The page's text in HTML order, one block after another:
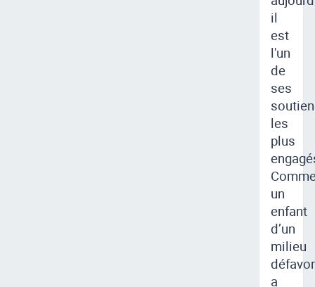
il
est
l'un
de
ses
les
plus
un
enfant
d’un
milieu
a